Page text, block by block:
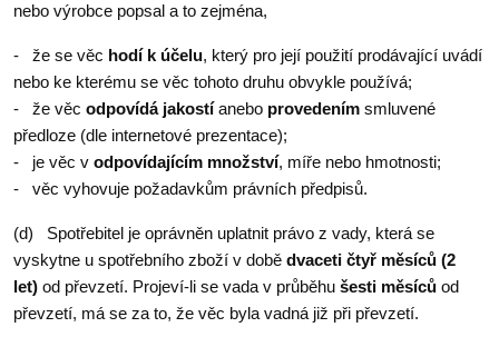
nebo výrobce popsal a to zejména,
- že se věc hodí k účelu, který pro její použití prodávající uvádí
nebo ke kterému se věc tohoto druhu obvykle používá;
- že věc odpovídá jakostíanebo provedením smluvené
předloze (dle internetové prezentace);
- je věc v odpovídajícím množství, míře nebo hmotnosti;
- věc vyhovuje požadavkům právních předpisů.
(d) Spotřebitel je oprávněn uplatnit právo z vady, která se
vyskytne u spotřebního zboží v době dvaceti čtyř měsíců (2
let) od převzetí. Projeví-li se vada v průběhu šesti měsíců od
převzetí, má se za to, že věc byla vadná již při převzetí.